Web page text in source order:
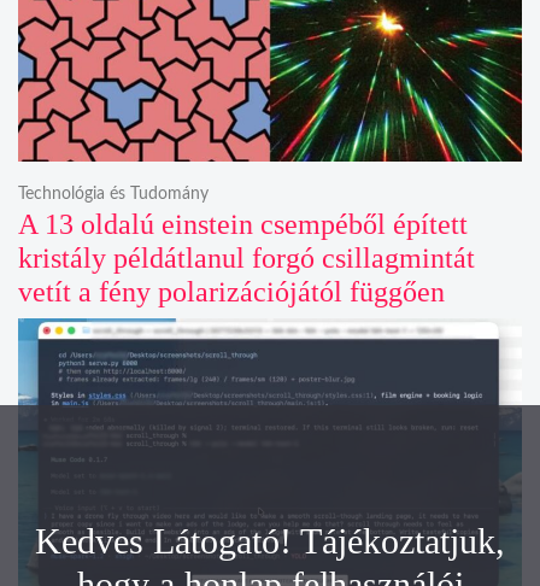
A 13 oldalú einstein csempéből épített
kristály példátlanul forgó csillagmintát
vetít a fény polarizációjától függően
Technológia és Tudomány
Kedves Látogató! Tájékoztatjuk,